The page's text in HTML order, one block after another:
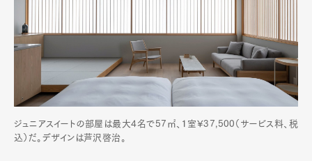
ジュニアスイートの部屋は最大4名で57㎡、１室¥37,500（サービス料、税
込）だ。デザインは芦沢啓治。